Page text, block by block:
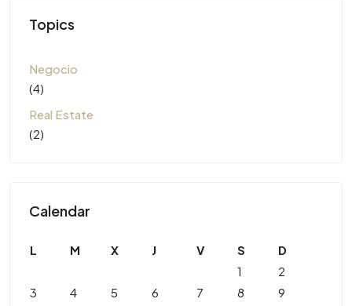
Topics
Negocio
(4)
Real Estate
(2)
Calendar
L M X J V S
D
1
2
3
4 5 6 7 8
9